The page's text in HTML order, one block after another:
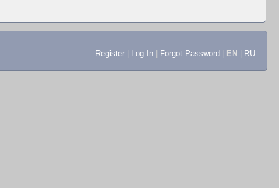
Register Log In Forgot Password EN RU